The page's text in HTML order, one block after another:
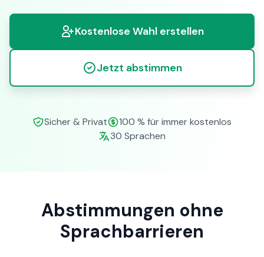
Kostenlose Wahl erstellen
Jetzt abstimmen
Sicher & Privat
100 % für immer kostenlos
30 Sprachen
Abstimmungen ohne
Sprachbarrieren